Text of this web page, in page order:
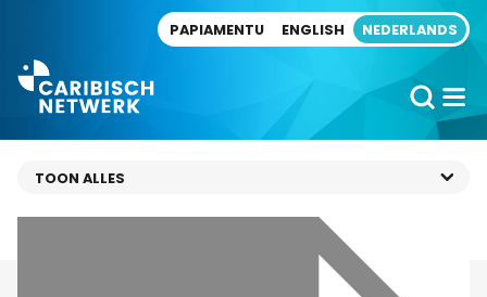
PAPIAMENTU ENGLISH NEDERLANDS